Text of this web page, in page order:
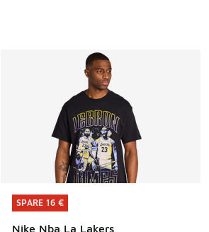
SPARE 16 €
Nike Nba La Lakers
SPARE 16 €